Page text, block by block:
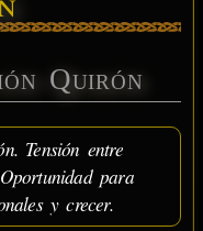
Quirón
Tensión entre
para
y crecer.